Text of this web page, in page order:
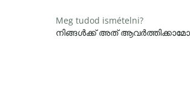
Meg tudod ismételni?
നിങ്ങൾക്ക് അത്